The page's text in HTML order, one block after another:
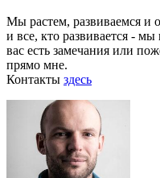
Мы растем, развиваемся и
и все, кто развивается -
вас есть замечания или
прямо мне.
Контакты здесь